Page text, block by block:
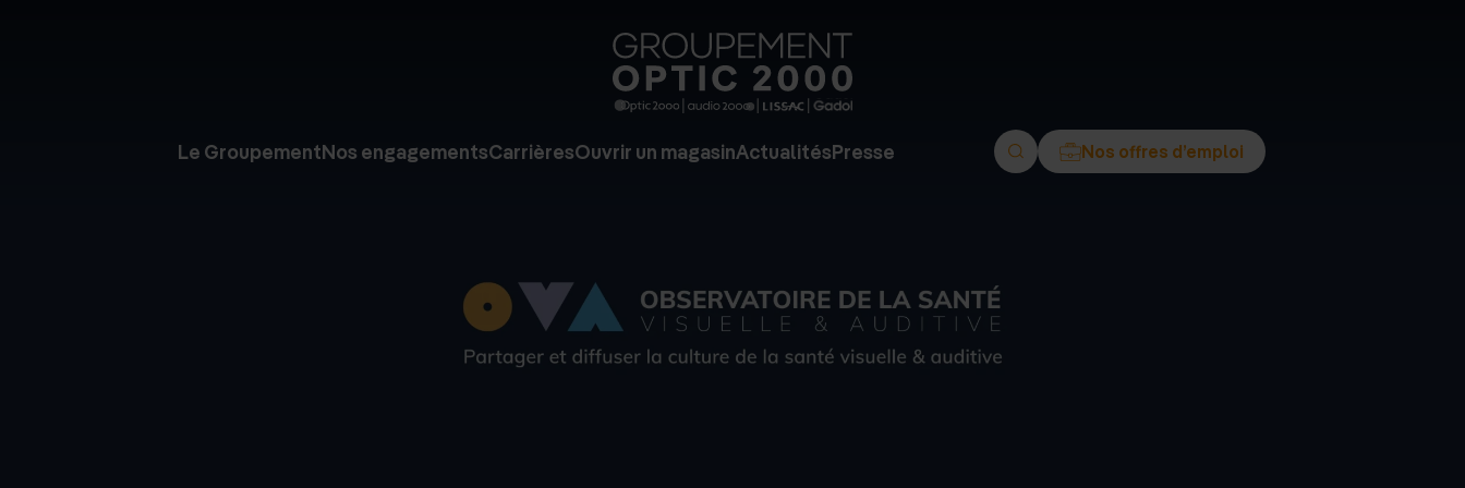
Groupement
Optic
-
-
Lissac
-
Le GroupementNos engagementsCarrièresOuvrir un magasinActualitésPresse Nos offres d’emploi